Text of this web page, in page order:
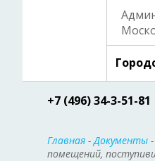
+7 (496) 34-3-51-81
Главная -Документы -
помещений,